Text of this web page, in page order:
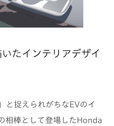
たインテリアデザイ
捉えられがちなEVのイ
相棒として登場したHonda